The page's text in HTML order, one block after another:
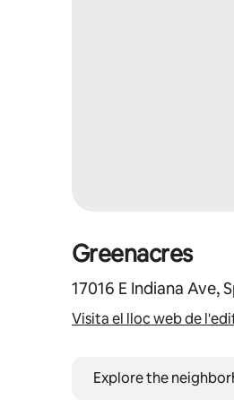
Greenacres
17016 E Indiana Ave,
Visita el lloc web de
Explore the